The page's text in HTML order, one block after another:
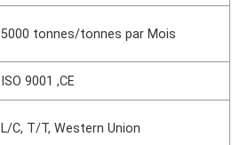
5000 tonnes/tonnes par Mois
ISO 9001 ,CE
L/C, T/T, Western Union